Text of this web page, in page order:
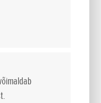
teavitava iseloomuga . NCG